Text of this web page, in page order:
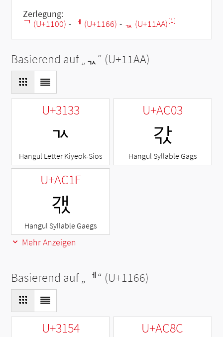
Zerlegung:
ᄀ (U+1100) - ᅦ (U+1166) - ᆪ (U+11AA)[1]
Basierend auf „ᆪ“ (U+11AA)
U+3133
ㄳ
Hangul Letter Kiyeok-Sios
U+AC03
갃
Hangul Syllable Gags
U+AC1F
갟
Hangul Syllable Gaegs
Mehr Anzeigen
Basierend auf „ ᅦ“ (U+1166)
U+3154 U+AC8C